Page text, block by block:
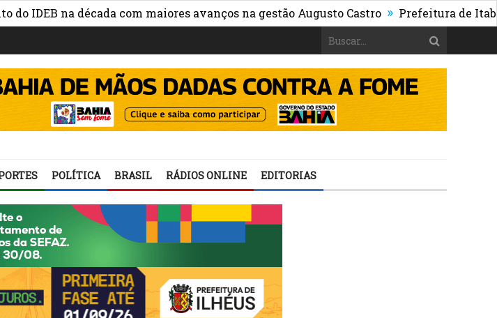
na década com maiores avanços na gestão Augusto Castro » Prefeitura de Itabuna
POLÍTICA BRASIL RÁDIOS ONLINE EDITORIAS